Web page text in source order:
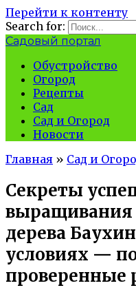
Перейти к контенту
Search for:
Садовый портал
Обустройство
Огород
Рецепты
Сад
Сад и Огород
Новости
Главная » Сад и
Секреты
выращивания
дерева
условиях —
проверенные